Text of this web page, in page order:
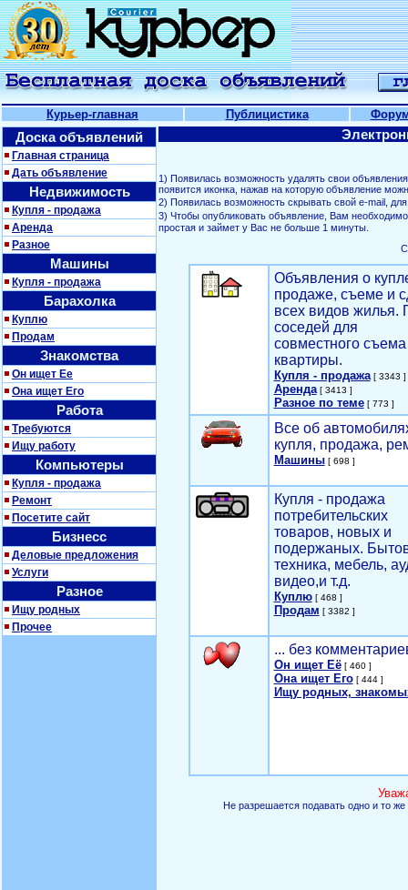
Курьер-главная Публицистика
Доска объявлений
Главная страница
Дать объявление
Недвижимость
Купля - продажа
Аренда
Разное
Машины
Купля - продажа
Барахолка
Куплю
Продам
Знакомства
Он ищет Ее
Она ищет Его
Работа
Требуются
Ищу работу
Компьютеры
Купля - продажа
Ремонт
Посетите сайт
Бизнесс
Деловые предложения
Услуги
Разное
Ищу родных
Прочее
1) Появилась возможность удалять свои
появится иконка, нажав на которую объявление
2) Появилась возможность скрывать свой е-mail,
3) Чтобы опубликовать объявление, Вам
простая и займет у Вас не больше 1 минуты.
Объявления о
продаже, съеме и
всех видов жилья.
соседей для
совместного съема
квартиры.
Купля - продажа[ 3343 ]
Аренда[ 3413 ]
Разное по теме[ 773 ]
Все об
купля, продажа,
Машины[ 698 ]
Купля - продажа
потребительских
товаров, новых и
подержаных.
техника, мебель,
видео,и т.д.
Куплю[ 468 ]
Продам [ 3382 ]
... без
Он ищет Её[ 460 ]
Она ищет Его[ 444 ]
Ищу родных,
Не разрешается подавать одно и то